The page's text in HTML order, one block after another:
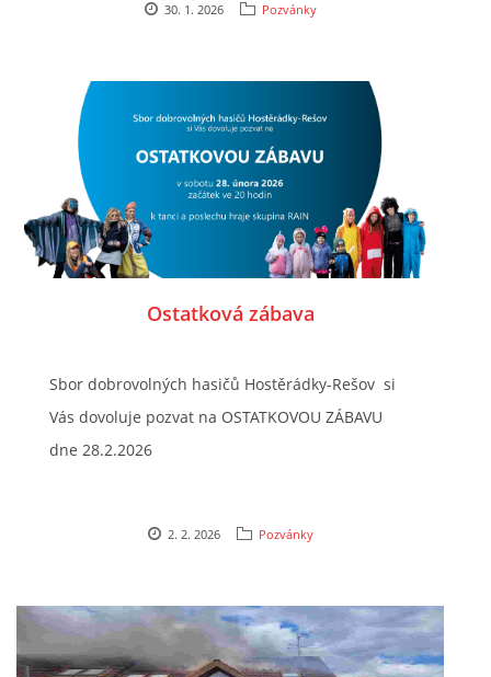
30. 1. 2026 Pozvánky
Ostatková zábava
Sbor dobrovolných hasičů Hostěrádky-Rešov si
Vás dovoluje pozvat na OSTATKOVOU ZÁBAVU
dne 28.2.2026
2. 2. 2026 Pozvánky